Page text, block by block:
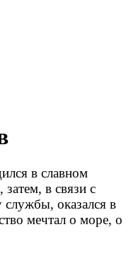
в славном
в связи с
оказался в
мечтал о море, о